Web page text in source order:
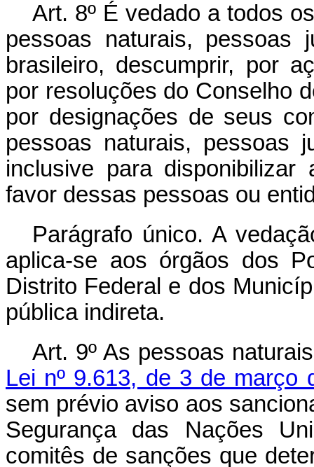
Art. 8º É vedado a todos
pessoas naturais, pessoas
brasileiro, descumprir, por
por resoluções do Conselho
por designações de seus
pessoas naturais, pessoas
inclusive para
favor dessas pessoas ou
Parágrafo único. A
aplica-se aos órgãos dos
Distrito Federal e dos
pública indireta.
Art. 9º As pessoas
Lei nº 9.613, de 3 de março
sem prévio aviso aos
Segurança das Nações
comitês de sanções que